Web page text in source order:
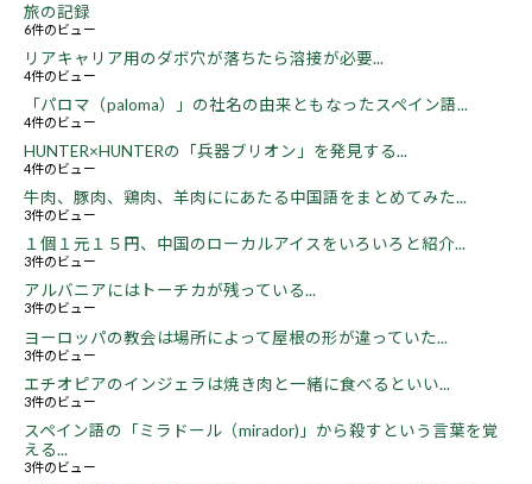
旅の記録
6件のビュー
リアキャリア用のダボ穴が落ちたら溶接が必要...
4件のビュー
「パロマ（paloma）」の社名の由来ともなったスペイン語...
4件のビュー
HUNTER×HUNTERの「兵器ブリオン」を発見する...
4件のビュー
牛肉、豚肉、鶏肉、羊肉ににあたる中国語をまとめてみた...
3件のビュー
１個１元１５円、中国のローカルアイスをいろいろと紹介...
3件のビュー
アルバニアにはトーチカが残っている...
3件のビュー
ヨーロッパの教会は場所によって屋根の形が違っていた...
3件のビュー
エチオピアのインジェラは焼き肉と一緒に食べるといい...
3件のビュー
スペイン語の「ミラドール（mirador)」から殺すという言葉を覚
える...
3件のビュー